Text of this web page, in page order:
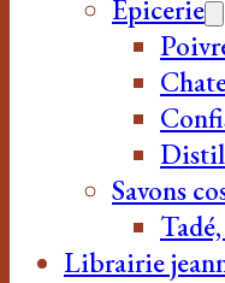
Epicerie
Savons
Librairie